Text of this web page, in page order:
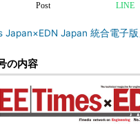
Post LINE
Japan×EDN Japan 統合電子
の内容